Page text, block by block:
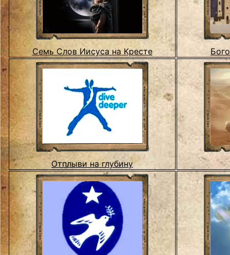
Семь Слов Иисуса на Кресте
Отплыви на глубину